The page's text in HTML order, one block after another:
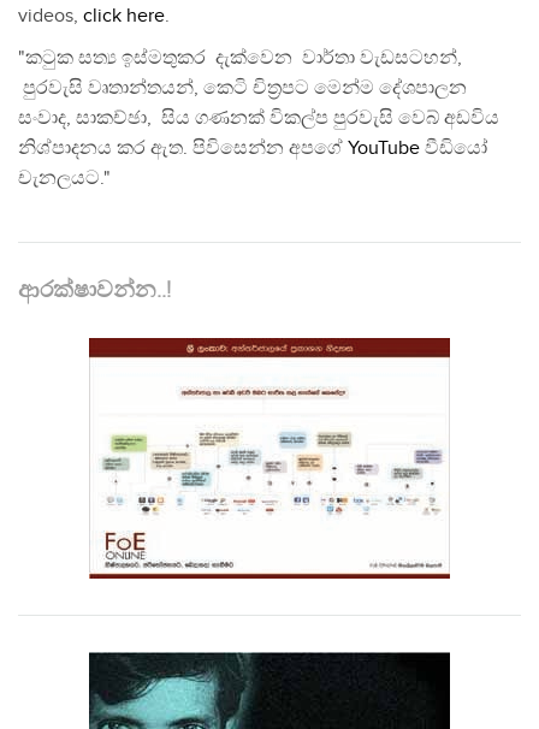
videos, click here.
"කටුක සත්‍ය ඉස්මතුකර දැක්වෙන වාර්තා වැඩසටහන්,
පුරවැසි වෘතාන්තයන්, කෙටි චිත්‍රපට මෙන්ම දේශපාලන
සංවාද, සාකච්ඡා, සිය ගණනක් විකල්ප පුරවැසි වෙබ් අඩවිය
නිශ්පාදනය කර ඇත. පිවිසෙන්න අපගේ YouTube වීඩියෝ
චැනලයට."
ආරක්ෂාවන්න..!